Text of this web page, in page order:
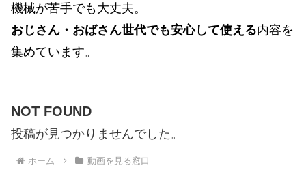
機械が苦手でも大丈夫。
おじさん・おばさん世代でも安心して使える内容を
集めています。
NOT FOUND
投稿が見つかりませんでした。
ホーム 動画を見る窓口